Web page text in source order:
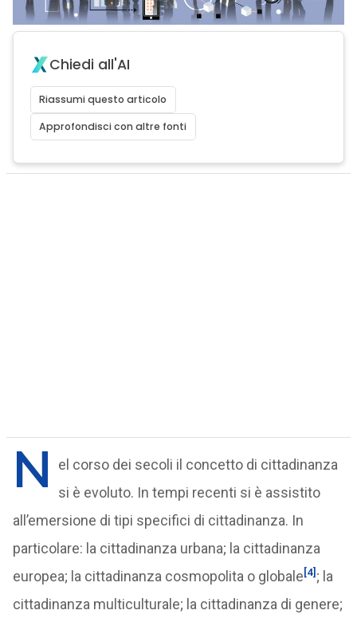
Chiedi all'AI
Riassumi questo articolo
Approfondisci con altre fonti
N
el corso dei secoli il concetto di cittadinanza
si è evoluto. In tempi recenti si è assistito
all’emersione di tipi specifici di cittadinanza. In
particolare: la cittadinanza urbana; la cittadinanza
europea; la cittadinanza cosmopolita o globale[4] ; la
cittadinanza multiculturale; la cittadinanza di genere;